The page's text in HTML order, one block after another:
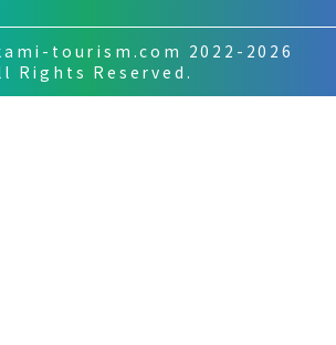
tourism.com 2022-2026
Rights Reserved.